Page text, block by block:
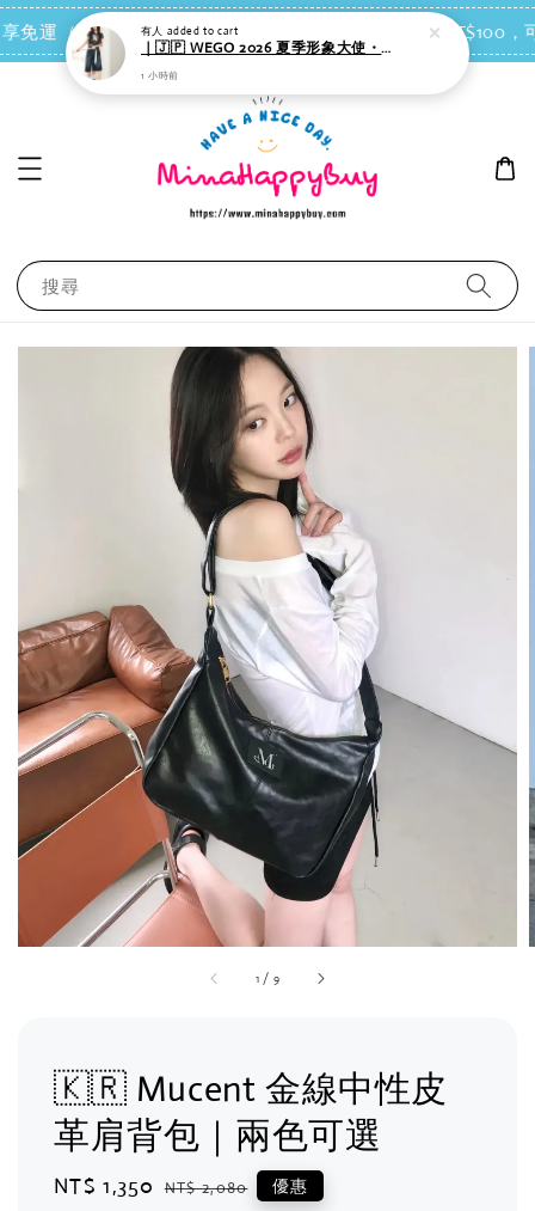
運（台灣離島地區除外） 會員每消費NT$100，
搜尋
1 / 9
🇰🇷 Mucent 金線中性皮
革肩背包｜兩色可選
Sale
NT$ 1,350 Regular
NT$ 2,080 優惠
有人added to cart